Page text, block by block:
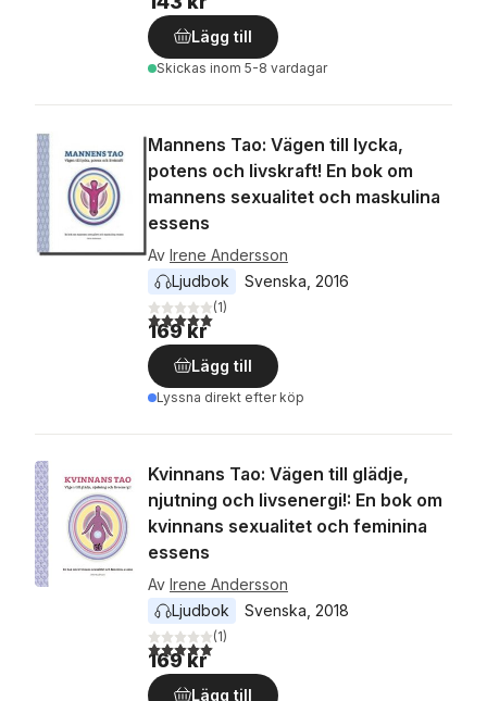
Lägg till
Skickas inom 5-8 vardagar
Mannens Tao: Vägen till lycka,
potens och livskraft! En bok om
mannens sexualitet och maskulina
essens
Av Irene Andersson
Ljudbok
Svenska 2016
5,0utav 5 stjärnor. Totalt antal röster:
(1)
169 kr
Lägg till
Lyssna direkt efter köp
Kvinnans Tao: Vägen till glädje,
njutning och livsenergi!: En bok om
kvinnans sexualitet och feminina
essens
Av Irene Andersson
Ljudbok
Svenska 2018
5,0utav 5 stjärnor. Totalt antal röster:
(1)
169 kr
Lägg till